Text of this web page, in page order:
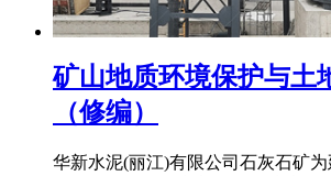
矿山地质环境保护与土
（修编）
华新水泥(丽江)有限公司石灰石矿